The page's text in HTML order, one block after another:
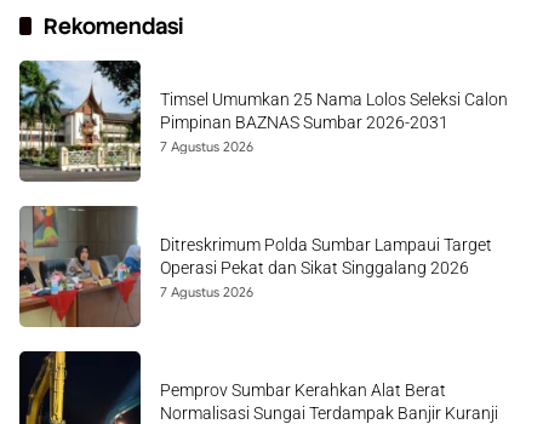
Rekomendasi
Timsel Umumkan 25 Nama Lolos Seleksi Calon
Pimpinan BAZNAS Sumbar 2026-2031
7 Agustus 2026
Ditreskrimum Polda Sumbar Lampaui Target
Operasi Pekat dan Sikat Singgalang 2026
7 Agustus 2026
Pemprov Sumbar Kerahkan Alat Berat
Normalisasi Sungai Terdampak Banjir Kuranji